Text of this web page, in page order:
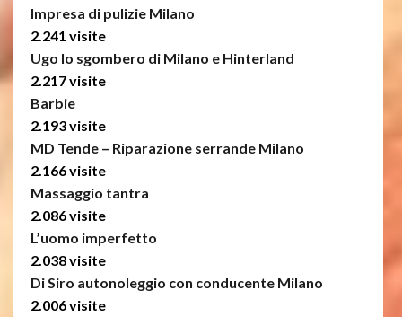
Impresa di pulizie Milano
2.241 visite
Ugo lo sgombero di Milano e Hinterland
2.217 visite
Barbie
2.193 visite
MD Tende – Riparazione serrande Milano
2.166 visite
Massaggio tantra
2.086 visite
L’uomo imperfetto
2.038 visite
Di Siro autonoleggio con conducente Milano
2.006 visite